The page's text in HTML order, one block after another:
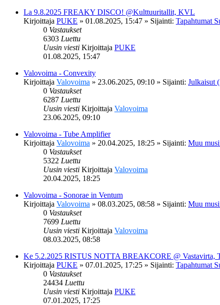
La 9.8.2025 FREAKY DISCO! @Kulttuuritallit, KVL
Kirjoittaja PUKE » 01.08.2025, 15:47 » Sijainti: Tapahtumat
0 Vastaukset
6303 Luettu
Uusin viesti Kirjoittaja PUKE
01.08.2025, 15:47
Valovoima - Convexity
Kirjoittaja Valovoima » 23.06.2025, 09:10 » Sijainti: Julkaisut
0 Vastaukset
6287 Luettu
Uusin viesti Kirjoittaja Valovoima
23.06.2025, 09:10
Valovoima - Tube Amplifier
Kirjoittaja Valovoima » 20.04.2025, 18:25 » Sijainti: Muu
0 Vastaukset
5322 Luettu
Uusin viesti Kirjoittaja Valovoima
20.04.2025, 18:25
Valovoima - Sonorae in Ventum
Kirjoittaja Valovoima » 08.03.2025, 08:58 » Sijainti: Muu
0 Vastaukset
7699 Luettu
Uusin viesti Kirjoittaja Valovoima
08.03.2025, 08:58
Ke 5.2.2025 RISTUS NOTTA BREAKCORE @ Vastavirta,
Kirjoittaja PUKE » 07.01.2025, 17:25 » Sijainti: Tapahtumat
0 Vastaukset
24434 Luettu
Uusin viesti Kirjoittaja PUKE
07.01.2025, 17:25